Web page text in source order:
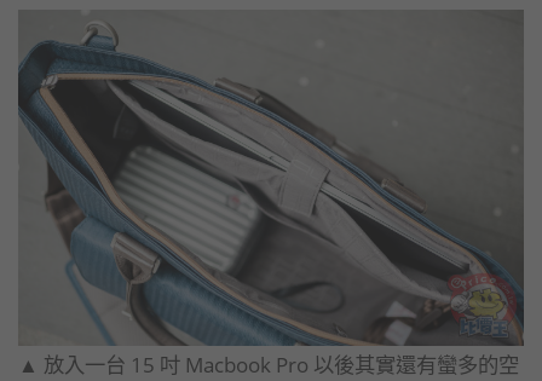
▲​ ​放入一台 15 吋 Macbook Pro 以後其實還有蠻多的空